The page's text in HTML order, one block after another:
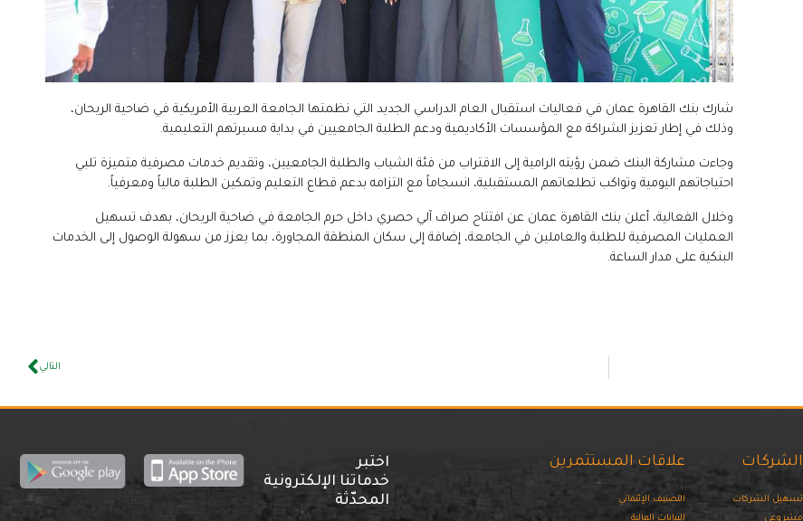
شارك بنك القاهرة عمان في فعاليات استقبال العام الدراسي الجديد التي نظمتها الجامعة العربية الأمريكية في ضاحية الريحان،
وذلك في إطار تعزيز الشراكة مع المؤسسات الأكاديمية ودعم الطلبة الجامعيين في بداية مسيرتهم التعليمية.
وجاءت مشاركة البنك ضمن رؤيته الرامية إلى الاقتراب من فئة الشباب والطلبة الجامعيين، وتقديم خدمات مصرفية متميزة تلبي
احتياجاتهم اليومية وتواكب تطلعاتهم المستقبلية، انسجاماً مع التزامه بدعم قطاع التعليم وتمكين الطلبة مالياً ومعرفياً.
وخلال الفعالية، أعلن بنك القاهرة عمان عن افتتاح صراف آلي حصري داخل حرم الجامعة في ضاحية الريحان، بهدف تسهيل
العمليات المصرفية للطلبة والعاملين في الجامعة، إضافة إلى سكان المنطقة المجاورة، بما يعزز من سهولة الوصول إلى الخدمات
البنكية على مدار الساعة.
التالي
الشركات
تسهيل الشركات
مشروعي
علاقات المستثمرين
التصنيف الإئتماني
البيانات المالية
اختبر
خدماتنا الإلكترونية
المحدّثة